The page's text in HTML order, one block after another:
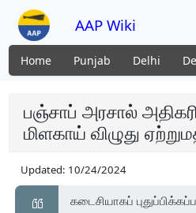
AAP Wiki
Home Punjab Delhi
பஞ்சாப் அரசால்
மிளகாய் விழுது
Updated: 10/24/2024
கடைசியாகப்